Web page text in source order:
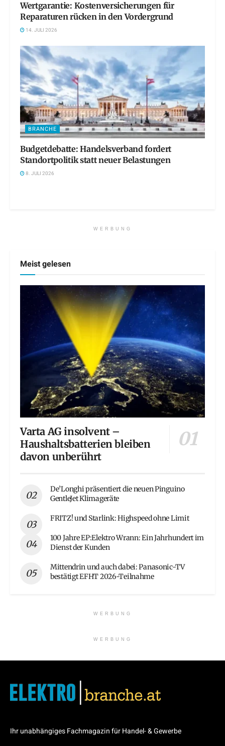
Wertgarantie: Kostenversicherungen für
Reparaturen rücken in den Vordergrund
14. JULI 2026
BRANCHE
Budgetdebatte: Handelsverband fordert
Standortpolitik statt neuer Belastungen
8. JULI 2026
WERBUNG
Meist gelesen
Varta AG insolvent –
Haushaltsbatterien bleiben
davon unberührt
De’Longhi präsentiert die neuen Pinguino
GentleJet Klimageräte
FRITZ! und Starlink: Highspeed ohne Limit
100 Jahre EP:Elektro Wrann: Ein Jahrhundert im
Dienst der Kunden
Mittendrin und auch dabei: Panasonic-TV
bestätigt EFHT 2026-Teilnahme
WERBUNG
WERBUNG
Ihr unabhängiges Fachmagazin für Handel- & Gewerbe